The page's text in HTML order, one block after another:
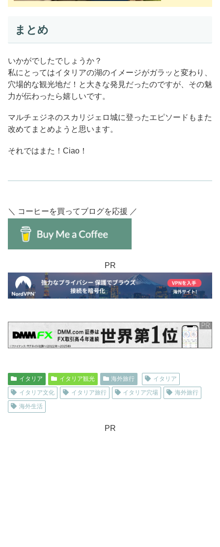
まとめ
いかがでしたでしょうか？
私にとってはイタリアの湖のイメージがガラッと変わり、
穴場的な観光地だ！と大きな発見だったのですが、その魅
力が伝わったら嬉しいです。
マルチェジネのスカリジェロ城に登ったエピソードもまた
改めてまとめようと思います。
それではまた！Ciao！
＼ コーヒーを買ってブログを応援 ／
PR
イタリア イタリア観光 海外旅行
イタリア
イタリア文化
イタリア旅行 イタリア穴場
海外旅行
海外生活
PR